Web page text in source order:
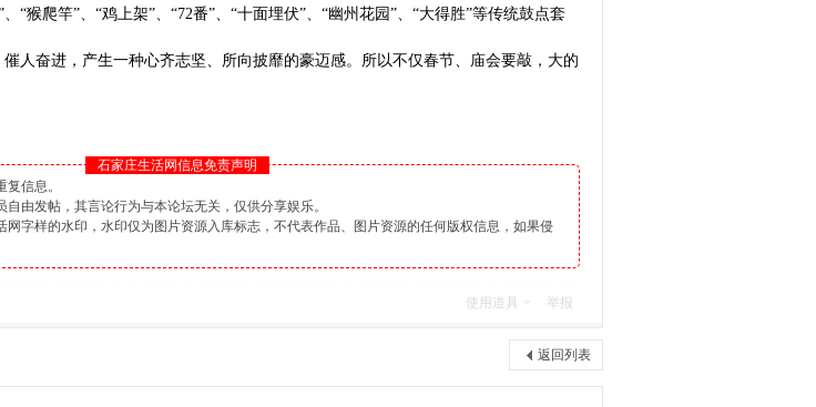
“猴爬竿”、“鸡上架”、“72番”、“十面埋伏”、“幽州花园”、“大得胜”等传统鼓点套
人奋进，产生一种心齐志坚、所向披靡的豪迈感。所以不仅春节、庙会要敲，大的
石家庄生活网信息免责声明
信息。
由发帖，其言论行为与本论坛无关，仅供分享娱乐。
网字样的水印，水印仅为图片资源入库标志，不代表作品、图片资源的任何版权信息，如果侵
使用道具 举报
返回列表